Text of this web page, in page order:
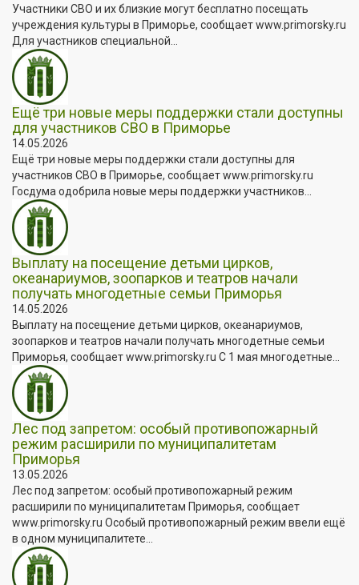
Участники СВО и их близкие могут бесплатно посещать
учреждения культуры в Приморье, сообщает www.primorsky.ru
Для участников специальной...
Ещё три новые меры поддержки стали доступны
для участников СВО в Приморье
14.05.2026
Ещё три новые меры поддержки стали доступны для
участников СВО в Приморье, сообщает www.primorsky.ru
Госдума одобрила новые меры поддержки участников...
Выплату на посещение детьми цирков,
океанариумов, зоопарков и театров начали
получать многодетные семьи Приморья
14.05.2026
Выплату на посещение детьми цирков, океанариумов,
зоопарков и театров начали получать многодетные семьи
Приморья, сообщает www.primorsky.ru С 1 мая многодетные...
Лес под запретом: особый противопожарный
режим расширили по муниципалитетам
Приморья
13.05.2026
Лес под запретом: особый противопожарный режим
расширили по муниципалитетам Приморья, сообщает
www.primorsky.ru Особый противопожарный режим ввели ещё
в одном муниципалитете...